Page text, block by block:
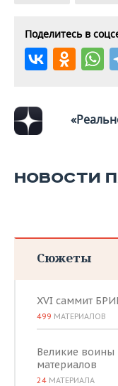
Поделитесь в
НОВОСТИ
Сюжеты
XVI саммит
499 МАТЕРИАЛОВ
Великие воины
материалов
24 МАТЕРИАЛА